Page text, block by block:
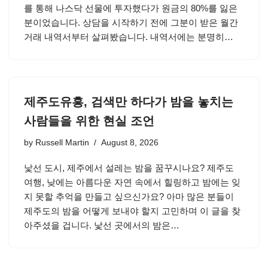
를 통해 나스닥 선물에 투자했다가 원금의 80%를 잃은
분이었습니다. 상담을 시작하기 전에 그분이 받은 월간
거래 내역서부터 살펴봤습니다. 내역서에는 분명히…
제주도유흥, 검색만 하다가 밤을 놓치는
사람들을 위한 현실 조언
by Russell Martin August 8, 2026
낯선 도시, 제주에서 설레는 밤을 꿈꾸시나요? 제주도
여행, 낮에는 아름다운 자연 속에서 힐링하고 밤에는 잊
지 못할 추억을 만들고 싶으신가요? 아마 많은 분들이
제주도의 밤을 어떻게 보내야 할지 고민하며 이 글을 찾
아주셨을 겁니다. 낯선 곳에서의 밤은…